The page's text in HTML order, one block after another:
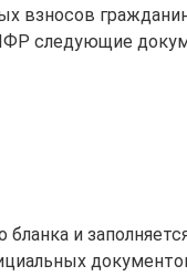
взносов
следующие
и